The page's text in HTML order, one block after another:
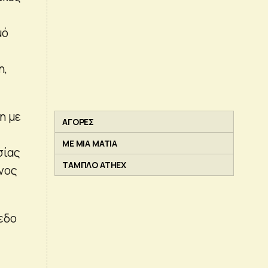
με
ΑΓΟΡΕΣ
ΜΕ ΜΙΑ ΜΑΤΙΑ
ΤΑΜΠΛΟ ATHEX